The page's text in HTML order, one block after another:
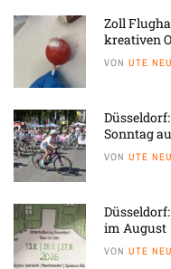
Zoll
kreativen
VON UTE
Sonntag
VON UTE
im August
VON UTE